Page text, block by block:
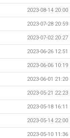
2023-08-14 20:00
2023-07-28 20:59
2023-07-02 20:27
2023-06-26 12:51
2023-06-06 10:19
2023-06-01 21:20
2023-05-21 22:23
2023-05-18 16:11
2023-05-14 22:00
2023-05-10 11:36